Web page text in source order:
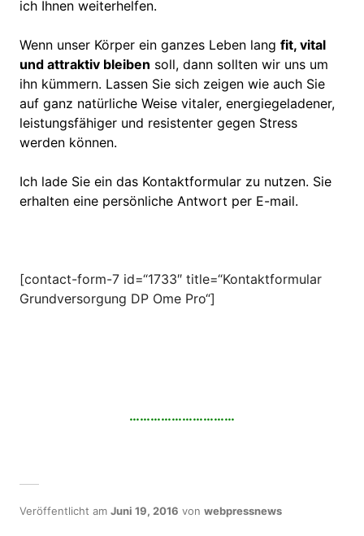
ich Ihnen weiterhelfen.
Wenn unser Körper ein ganzes Leben lang fit, vital
und attraktiv bleiben soll, dann sollten wir uns um
ihn kümmern. Lassen Sie sich zeigen wie auch Sie
auf ganz natürliche Weise vitaler, energiegeladener,
leistungsfähiger und resistenter gegen Stress
werden können.
Ich lade Sie ein das Kontaktformular zu nutzen. Sie
erhalten eine persönliche Antwort per E-mail.
[contact-form-7 id=“1733″ title=“Kontaktformular
Grundversorgung DP Ome Pro“]
…………………………
Veröffentlicht am Juni 19, 2016 von webpressnews